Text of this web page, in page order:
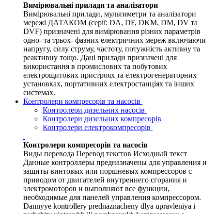
Вимірювальні прилади та аналізатори
Вимірювальні прилади, мультиметри та аналізатори
мережі ДАТАКОМ (серії: DA, DF, DKM, DM, DV та
DVF) призначені для вимірювання різних параметрів
одно- та трьох- фазних електричних мереж включаючи
напругу, силу струму, частоту, потужність активну та
реактивну тощо. Дані прилади призначені для
використання в промислових та побутових
електрощитових пристроях та електрогенераторних
установках, портативних електростанціях та інших
системах.
Контролери компресорів та насосів
Контролери дизельних насосів
Контролери дизельних компресорів
Контролери електрокомпресорів
Контролери компресорів та насосів
Виды перевода Перевод текстов Исходный текст
Данные контроллеры предназначены для управления и
защиты винтовых или поршневых компрессоров с
приводом от двигателей внутреннего сгорания и
электромоторов и выполняют все функции,
необходимые для панелей управления компрессором.
Dannyye kontrollery prednaznacheny dlya upravleniya i